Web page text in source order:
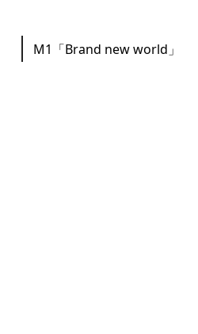
M1「Brand new world」